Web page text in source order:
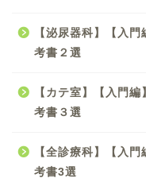
【泌尿器科】【入
考書２選
【カテ室】【入門
考書３選
【全診療科】【入
考書3選
オ
【